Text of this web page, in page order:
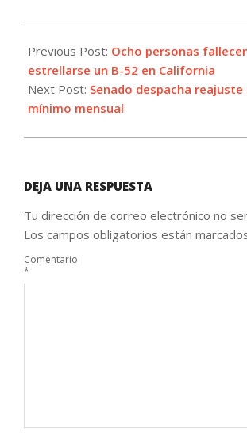
06-
16
Previous Post: Ocho personas
estrellarse un B-52 en California
Next Post: Senado despacha
mínimo mensual
DEJA UNA RESPUESTA
Tu dirección de correo electrónico no
Los campos obligatorios están
Comentario
*